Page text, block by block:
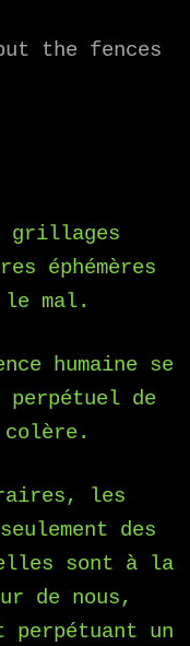
the fences
grillages
éphémères
mal.
humaine se
perpétuel de
les
des
sont à la
de nous,
un